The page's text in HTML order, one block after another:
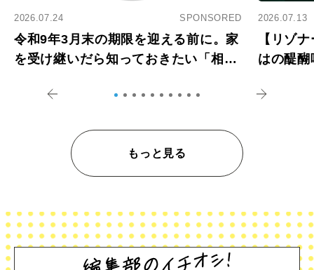
2026.07.24 SPONSORED
令和9年3月末の期限を迎える前に。家
を受け継いだら知っておきたい「相続
2026.07.13
【リゾ
はの醍
もっと見る